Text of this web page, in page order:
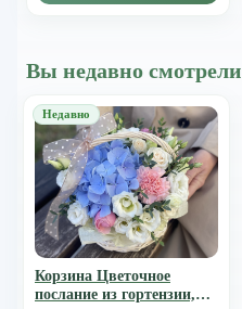
Вы недавно смотрели
Корзина Цветочное
послание из гортензии,